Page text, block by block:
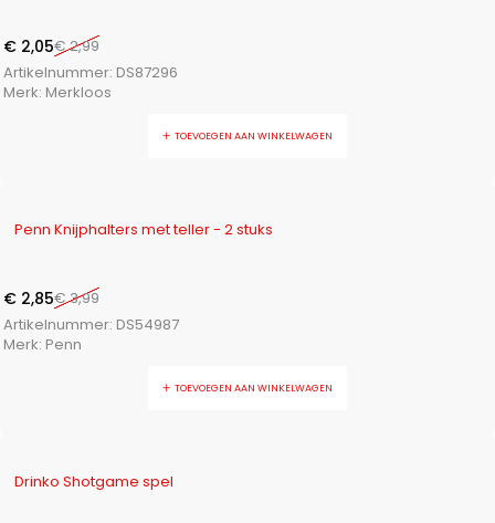
€2,99
€ 2,05
Artikelnummer: DS87296
Merk: Merkloos
TOEVOEGEN AAN WINKELWAGEN
-29% Penn Knijphalters met teller - 2 stuks
€3,99
€ 2,85
Artikelnummer: DS54987
Merk: Penn
TOEVOEGEN AAN WINKELWAGEN
Drinko Shotgame spel